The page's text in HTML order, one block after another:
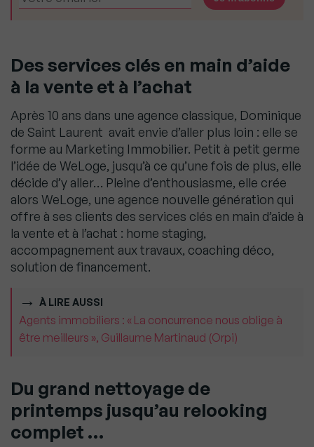
Des services clés en main d’aide
à la vente et à l’achat
Après 10 ans dans une agence classique, Dominique
de Saint Laurent avait envie d’aller plus loin : elle se
forme au Marketing Immobilier. Petit à petit germe
l’idée de WeLoge, jusqu’à ce qu’une fois de plus, elle
décide d’y aller… Pleine d’enthousiasme, elle crée
alors WeLoge, une agence nouvelle génération qui
offre à ses clients des services clés en main d’aide à
la vente et à l’achat : home staging,
accompagnement aux travaux, coaching déco,
solution de financement.
À LIRE AUSSI
Agents immobiliers : « La concurrence nous oblige à
être meilleurs », Guillaume Martinaud (Orpi)
Du grand nettoyage de
printemps jusqu’au relooking
complet …